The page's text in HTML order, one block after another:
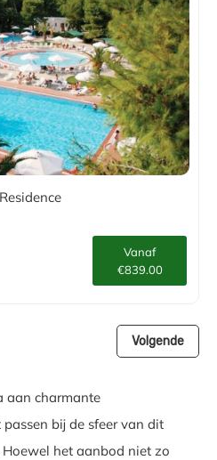
Vanaf
€839.00
Volgende
aan charmante
bij de sfeer van dit
het aanbod niet zo